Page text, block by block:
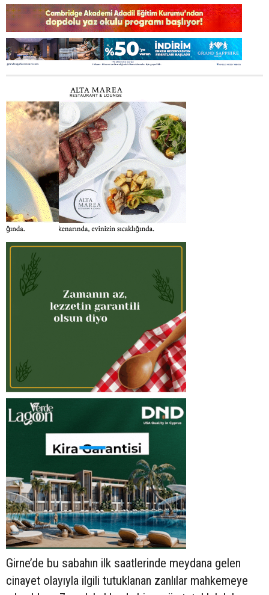
Girne’de bu sabahın ilk saatlerinde meydana gelen
cinayet olayıyla ilgili tutuklanan zanlılar mahkemeye